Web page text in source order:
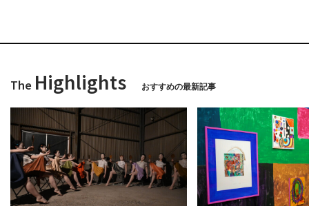
The Highlights おすすめの最新記事